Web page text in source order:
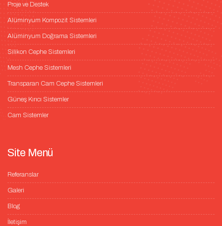
Proje ve Destek
Alüminyum Kompozit Sistemleri
Alüminyum Doğrama Sistemleri
Silikon Cephe Sistemleri
Mesh Cephe Sistemleri
Transparan Cam Cephe Sistemleri
Güneş Kırıcı Sistemler
Cam Sistemler
Site Menü
Referanslar
Galeri
Blog
İletişim